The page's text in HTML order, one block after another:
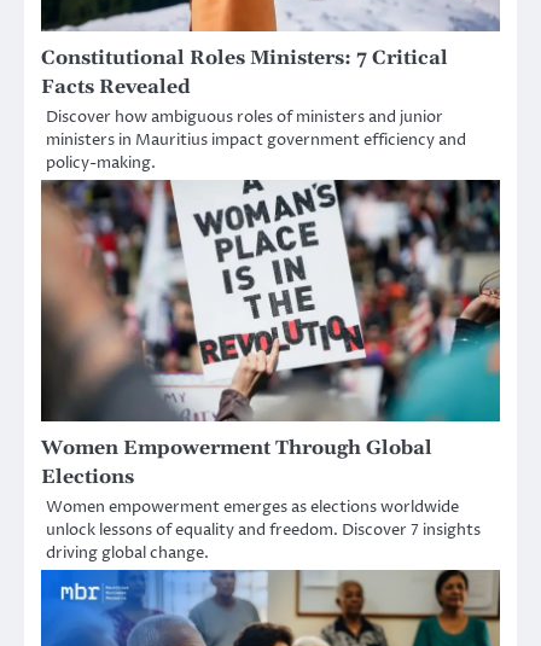
Constitutional Roles Ministers: 7 Critical
Facts Revealed
Discover how ambiguous roles of ministers and junior
ministers in Mauritius impact government efficiency and
policy-making.
Women Empowerment Through Global
Elections
Women empowerment emerges as elections worldwide
unlock lessons of equality and freedom. Discover 7 insights
driving global change.